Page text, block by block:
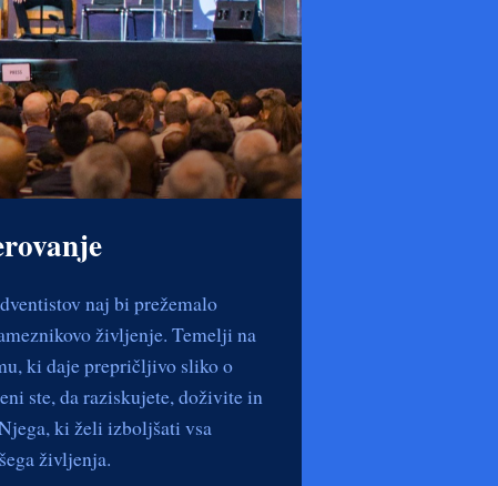
naj bi prežemalo
življenje. Temelji na
ki daje prepričljivo sliko o
ste, da raziskujete, doživite in
ki želi izboljšati vsa
življenja.